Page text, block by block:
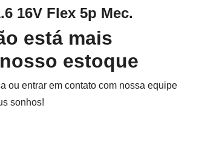
16V Flex 5p Mec.
está mais
estoque
ou entrar em contato com nossa equipe
sonhos!